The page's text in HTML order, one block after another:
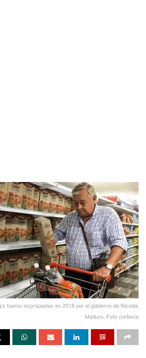
fueron expropiadas en 2018 por el gobierno de Nicolás
Maduro. Foto cortesía